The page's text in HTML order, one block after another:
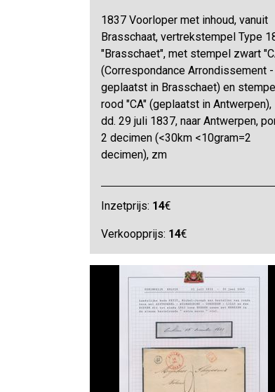
1837 Voorloper met inhoud, vanuit
Brasschaat, vertrekstempel Type
"Brasschaet", met stempel zwart
(Correspondance Arrondissement -
geplaatst in Brasschaet) en stempel
rood "CA" (geplaatst in Antwerpen),
dd. 29 juli 1837, naar Antwerpen,
2 decimen (<30km <10gram=2
decimen), zm
Inzetprijs: 14€
Verkoopprijs: 14€